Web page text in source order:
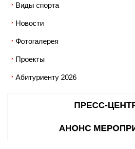
Виды спорта
Новости
Фотогалерея
Проекты
Абитуриенту 2026
ПРЕСС-
АНОНС